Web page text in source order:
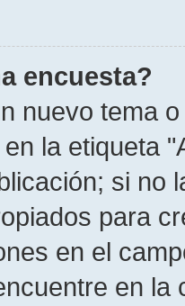
encuesta?
nuevo tema
la etiqueta
si no
para
en el
en